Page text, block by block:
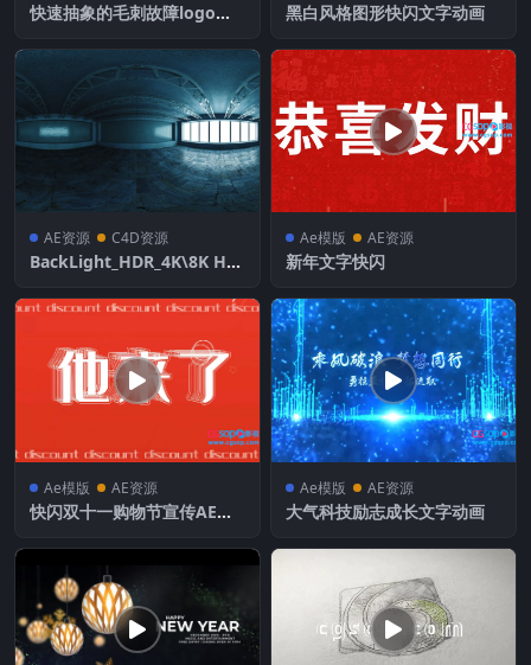
快速抽象的毛刺故障logo文
黑白风格图形快闪文字动画
AE资源 C4D资源
BackLight_HDR_4K\8K HD
Ae模版 AE资源
新年文字快闪
Ae模版 AE资源
快闪双十一购物节宣传AE模
Ae模版 AE资源
大气科技励志成长文字动画